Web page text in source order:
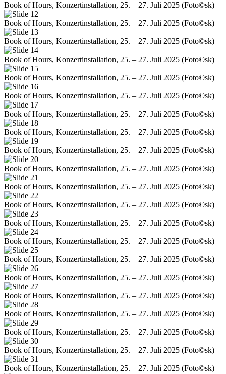
Book of Hours, Konzertinstallation, 25. – 27. Juli 2025 (Foto©sk)
Book of Hours, Konzertinstallation, 25. – 27. Juli 2025 (Foto©sk)
Book of Hours, Konzertinstallation, 25. – 27. Juli 2025 (Foto©sk)
Book of Hours, Konzertinstallation, 25. – 27. Juli 2025 (Foto©sk)
Book of Hours, Konzertinstallation, 25. – 27. Juli 2025 (Foto©sk)
Book of Hours, Konzertinstallation, 25. – 27. Juli 2025 (Foto©sk)
Book of Hours, Konzertinstallation, 25. – 27. Juli 2025 (Foto©sk)
Book of Hours, Konzertinstallation, 25. – 27. Juli 2025 (Foto©sk)
Book of Hours, Konzertinstallation, 25. – 27. Juli 2025 (Foto©sk)
Book of Hours, Konzertinstallation, 25. – 27. Juli 2025 (Foto©sk)
Book of Hours, Konzertinstallation, 25. – 27. Juli 2025 (Foto©sk)
Book of Hours, Konzertinstallation, 25. – 27. Juli 2025 (Foto©sk)
Book of Hours, Konzertinstallation, 25. – 27. Juli 2025 (Foto©sk)
Book of Hours, Konzertinstallation, 25. – 27. Juli 2025 (Foto©sk)
Book of Hours, Konzertinstallation, 25. – 27. Juli 2025 (Foto©sk)
Book of Hours, Konzertinstallation, 25. – 27. Juli 2025 (Foto©sk)
Book of Hours, Konzertinstallation, 25. – 27. Juli 2025 (Foto©sk)
Book of Hours, Konzertinstallation, 25. – 27. Juli 2025 (Foto©sk)
Book of Hours, Konzertinstallation, 25. – 27. Juli 2025 (Foto©sk)
Book of Hours, Konzertinstallation, 25. – 27. Juli 2025 (Foto©sk)
Book of Hours, Konzertinstallation, 25. – 27. Juli 2025 (Foto©sk)